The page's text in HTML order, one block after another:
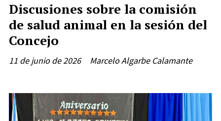
Discusiones sobre la comisión
de salud animal en la sesión del
Concejo
Marcelo Algarbe Calamante
11 de junio de 2026